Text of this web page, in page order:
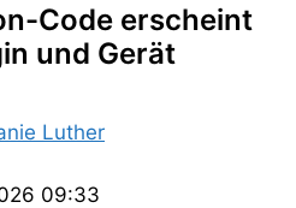
Code erscheint
und Gerät
Luther
09:33